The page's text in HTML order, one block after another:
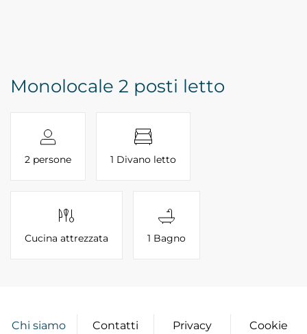
Monolocale 2 posti letto
2 persone 1 Divano letto
Cucina attrezzata 1 Bagno
Chi siamo Contatti
Privacy
Cookie